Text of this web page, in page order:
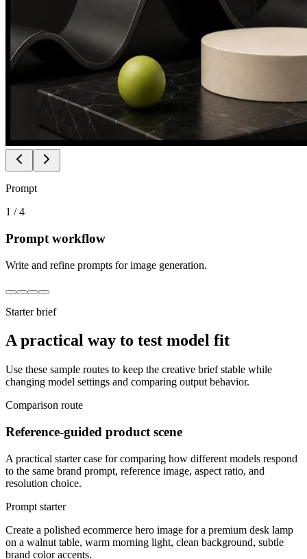
Prompt
1 /4
Prompt workflow
Write and refine prompts for image generation.
Starter brief
A practical way to test model fit
Use these sample routes to keep the creative brief stable while
changing model settings and comparing output behavior.
Comparison route
Reference-guided product scene
A practical starter case for comparing how different models respond
to the same brand prompt, reference image, aspect ratio, and
resolution choice.
Prompt starter
Create a polished ecommerce hero image for a premium desk lamp
on a walnut table, warm morning light, clean background, subtle
brand color accents.